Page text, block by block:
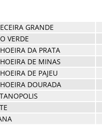
GRANDE
VERDE
DA PRATA
DE MINAS
DE PAJEU
DOURADA